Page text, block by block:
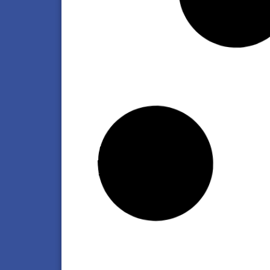
LIDE Argentina fortalece la integración
regional con la visita del ministro de
Industria y Comercio de Paraguay
Wall Chase | «En la era del desapego,
construir pertenencia es una decisión